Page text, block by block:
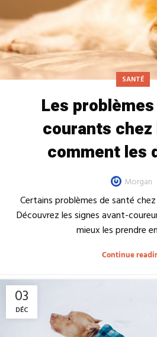
SANTÉ
Les
courants
comment les
Morgan
Certains problèmes de santé
Découvrez les signes avant-
mieux les prendre
Continue
03
DÉC